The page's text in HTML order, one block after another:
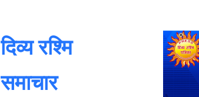
दिव्य रश्मि
समाचार